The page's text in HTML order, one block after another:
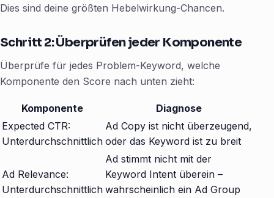
Dies sind deine größten Hebelwirkung-Chancen.
Schritt 2: Überprüfen jeder Komponente
Überprüfe für jedes Problem-Keyword, welche
Komponente den Score nach unten zieht:
Komponente
Diagnose
Expected CTR:
Unterdurchschnittlich
Ad Copy ist nicht überzeugend,
oder das Keyword ist zu breit
Ad Relevance:
Unterdurchschnittlich
Ad stimmt nicht mit der
Keyword Intent überein –
wahrscheinlich ein Ad Group